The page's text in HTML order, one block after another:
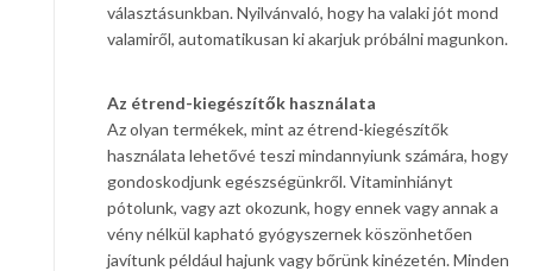
választásunkban. Nyilvánvaló, hogy ha valaki jót mond
valamiről, automatikusan ki akarjuk próbálni magunkon.
Az étrend-kiegészítők használata
Az olyan termékek, mint az étrend-kiegészítők
használata lehetővé teszi mindannyiunk számára, hogy
gondoskodjunk egészségünkről. Vitaminhiányt
pótolunk, vagy azt okozunk, hogy ennek vagy annak a
vény nélkül kapható gyógyszernek köszönhetően
javítunk például hajunk vagy bőrünk kinézetén. Minden